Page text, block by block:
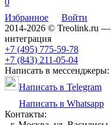
Избранное
Войти
2014-2026 © Treolink.ru —
интеграция
+7 (495) 775-59-78
+7 (843) 211-05-04
Написать в мессенджеры:
Написать в Telegram
Написать в Whatsapp
Контакты: